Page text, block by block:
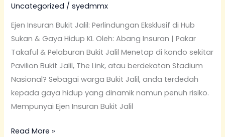
Uncategorized /syedmmx
Ejen Insuran Bukit Jalil: Perlindungan Eksklusif di Hub
Sukan & Gaya Hidup KL Oleh: Abang Insuran | Pakar
Takaful & Pelaburan Bukit Jalil Menetap di kondo sekitar
Pavilion Bukit Jalil, The Link, atau berdekatan Stadium
Nasional? Sebagai warga Bukit Jalil, anda terdedah
kepada gaya hidup yang dinamik namun penuh risiko.
Mempunyai Ejen Insuran Bukit Jalil
Read More »